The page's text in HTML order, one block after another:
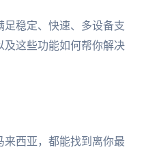
稳定、快速、多设备支
及这些功能如何帮你解决
来西亚，都能找到离你最